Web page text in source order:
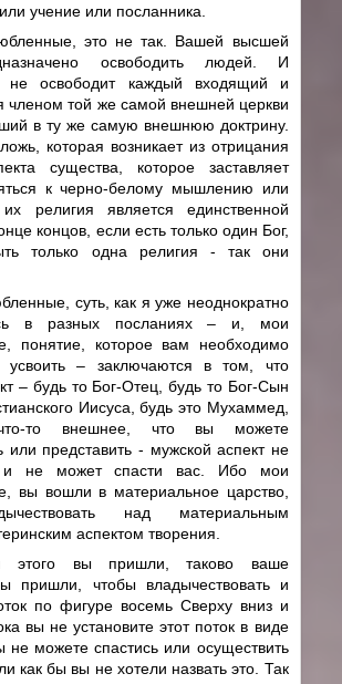
учение или посланника.
это не так. Вашей высшей
освободить людей. И
не освободит каждый входящий и
членом той же самой внешней церкви
в ту же самую внешнюю доктрину.
которая возникает из отрицания
существа, которое заставляет
к черно-белому мышлению или
религия является единственной
концов, если есть только один Бог,
только одна религия - так они
суть, как я уже неоднократно
в разных посланиях – и, мои
понятие, которое вам необходимо
усвоить – заключаются в том, что
– будь то Бог-Отец, будь то Бог-Сын
Иисуса, будь это Мухаммед,
то внешнее, что вы можете
или представить - мужской аспект не
и не может спасти вас. Ибо мои
вы вошли в материальное царство,
над материальным
аспектом творения.
этого вы пришли, таково ваше
пришли, чтобы владычествовать и
по фигуре восемь Сверху вниз и
вы не установите этот поток в виде
не можете спастись или осуществить
как бы вы не хотели назвать это. Так